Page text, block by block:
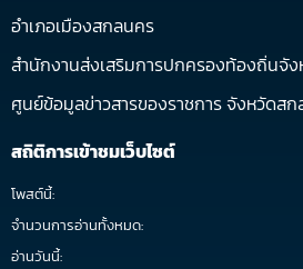
อำเภอเมืองสกลนคร
สำนักงานส่งเสริมการปกครองท้องถิ่นจั
ศูนย์ข้อมูลข่าวสารของราชการ จังหวัดส
สถิติการเข้าชมเว็บไซต์
โพสต์นี้:
จำนวนการอ่านทั้งหมด:
อ่านวันนี้: